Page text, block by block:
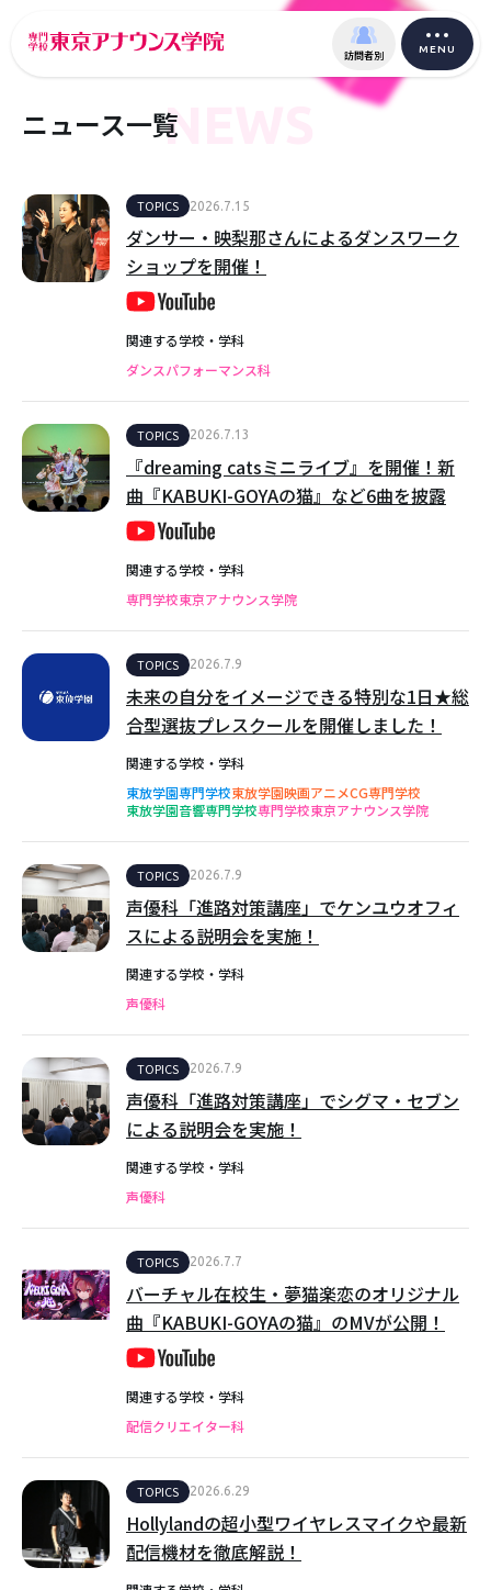
訪問者別 MENU
ニュース一覧NEWS
TOPICS 2026.7.15
ダンサー・映梨那さんによるダンスワーク
ショップを開催！
関連する学校・学科
ダンスパフォーマンス科
TOPICS 2026.7.13
『dreaming catsミニライブ』を開催！新
曲『KABUKI-GOYAの猫』など6曲を披露
関連する学校・学科
専門学校東京アナウンス学院
TOPICS 2026.7.9
未来の自分をイメージできる特別な1日★総
合型選抜プレスクールを開催しました！
関連する学校・学科
東放学園専門学校東放学園映画アニメCG専門学校
東放学園音響専門学校専門学校東京アナウンス学院
TOPICS 2026.7.9
声優科「進路対策講座」でケンユウオフィ
スによる説明会を実施！
関連する学校・学科
声優科
TOPICS 2026.7.9
声優科「進路対策講座」でシグマ・セブン
による説明会を実施！
関連する学校・学科
声優科
TOPICS 2026.7.7
バーチャル在校生・夢猫楽恋のオリジナル
曲『KABUKI-GOYAの猫』のMVが公開！
関連する学校・学科
配信クリエイター科
TOPICS 2026.6.29
Hollylandの超小型ワイヤレスマイクや最新
配信機材を徹底解説！